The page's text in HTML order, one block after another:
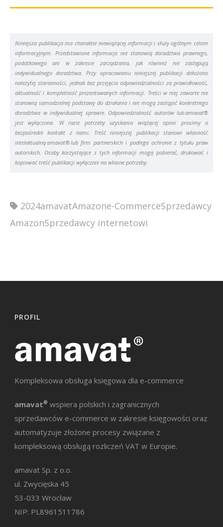
Niniejsza publikacja ma charakter niewiążącej informacji i służy ogólnym celom
informacyjnym. Przedstawione informacje nie stanowią doradztwa prawnego,
podatkowego ani w zakresie zarządzania, jak również nie zastępują
indywidualnego doradztwa. Przy opracowaniu niniejszej publikacji dołożono
należytej staranności, jednak bez przejęcia odpowiedzialności za prawidłowość,
aktualność i kompletność prezentowanych informacji. Treści w niej zawarte nie
stanowią samodzielnej podstawy do działania i nie mogą zastąpić konkretnego
doradztwa w indywidualnej sprawie. Odpowiedzialność autorów lub amavat®
jest wyłączona. W razie potrzeby uzyskania wiążącej opinii prosimy o
bezpośredni kontakt z nami. Treść niniejszej publikacji stanowi własność
intelektualną amavat® lub firm partnerskich i podlega ochronie z tytułu praw
autorskich. Osoby korzystające z tych informacji mogą pobierać, drukować i
kopiować treść publikacji wyłącznie na własne potrzeby.
2024amavatAmazone-CommerceSprzedawcy
AmazonSprzedawcy internetowi
PROFIL
Kompleksowa obsługa księgowa dla e-commerce
amavat® wspiera polskich i zagranicznych
sprzedawców e-commerce w zakresie księgowości oraz
automatyzuje złożone procesy związane z
kompleksową obsługą rozliczeń VAT w Europie.
amavat Sp. z o.o.
ul. Zwycięska 45
53-033 Wrocław
NIP: PL8961511786